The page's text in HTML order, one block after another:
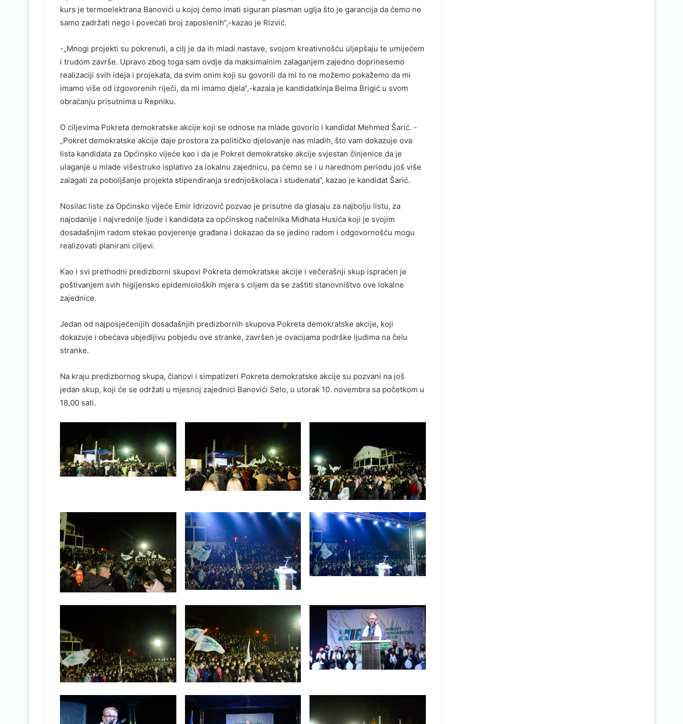
kurs je termoelektrana Banovići u kojoj ćemo imati siguran plasman uglja što je garancija da ćemo ne
samo zadržati nego i povećati broj zaposlenih“,-kazao je Rizvić.
-„Mnogi projekti su pokrenuti, a cilj je da ih mladi nastave, svojom kreativnošću uljepšaju te umijećem
i trudom završe. Upravo zbog toga sam ovdje da maksimalnim zalaganjem zajedno doprinesemo
realizaciji svih ideja i projekata, da svim onim koji su govorili da mi to ne možemo pokažemo da mi
imamo više od izgovorenih riječi, da mi imamo djela“,-kazala je kandidatkinja Belma Brigić u svom
obraćanju prisutnima u Repniku.
O ciljevima Pokreta demokratske akcije koji se odnose na mlade govorio i kandidat Mehmed Šarić. -
„Pokret demokratske akcije daje prostora za političko djelovanje nas mladih, što vam dokazuje ova
lista kandidata za Općinsko vijeće kao i da je Pokret demokratske akcije svjestan činjenice da je
ulaganje u mlade višestruko isplativo za lokalnu zajednicu, pa ćemo se i u narednom periodu još više
zalagati za poboljšanje projekta stipendiranja srednjoškolaca i studenata“, kazao je kandidat Šarić.
Nosilac liste za Općinsko vijeće Emir Idrizović pozvao je prisutne da glasaju za najbolju listu, za
najodanije i najvrednije ljude i kandidata za općinskog načelnika Midhata Husića koji je svojim
dosadašnjim radom stekao povjerenje građana i dokazao da se jedino radom i odgovornošću mogu
realizovati planirani ciljevi.
Kao i svi prethodni predizborni skupovi Pokreta demokratske akcije i večerašnji skup ispraćen je
poštivanjem svih higijensko epidemioloških mjera s ciljem da se zaštiti stanovništvo ove lokalne
zajednice.
Jedan od najposjećenijih dosadašnjih predizbornih skupova Pokreta demokratske akcije, koji
dokazuje i obećava ubjedljivu pobjedu ove stranke, završen je ovacijama podrške ljudima na čelu
stranke.
Na kraju predizbornog skupa, članovi i simpatizeri Pokreta demokratske akcije su pozvani na još
jedan skup, koji će se održati u mjesnoj zajednici Banovići Selo, u utorak 10. novembra sa početkom u
18,00 sati.